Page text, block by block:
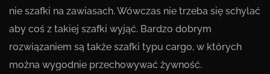
nie szafki na zawiasach. Wówczas nie trzeba się schylać
aby coś z takiej szafki wyjąć. Bardzo dobrym
rozwiązaniem są także szafki typu cargo, w których
można wygodnie przechowywać żywność.